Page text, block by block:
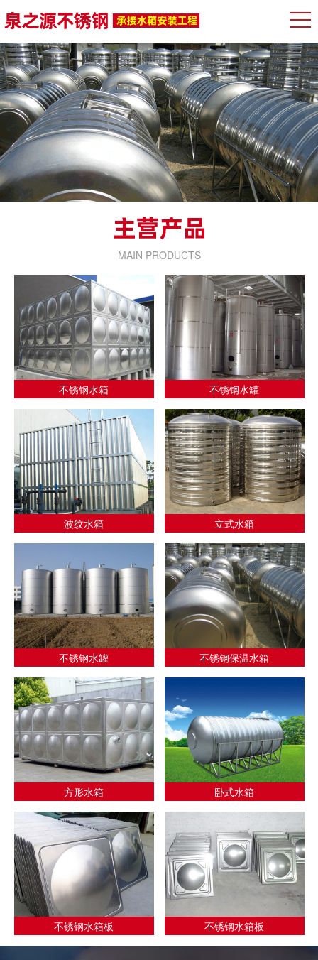
MAIN PRODUCTS
不锈钢水箱 不锈钢水罐
波纹水箱 立式水箱
不锈钢水罐 不锈钢保温水箱
方形水箱 卧式水箱
不锈钢水箱板 不锈钢水箱板